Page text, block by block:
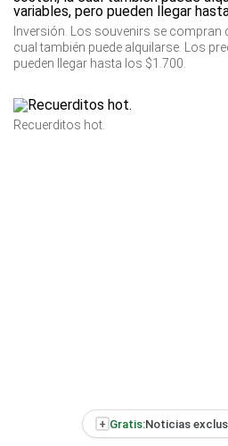
Inversión. Los souvenirs se compran
cual también puede alquilarse. Los
pueden llegar hasta los $1.700.
Recuerditos hot.
+ Gratis:Noticias